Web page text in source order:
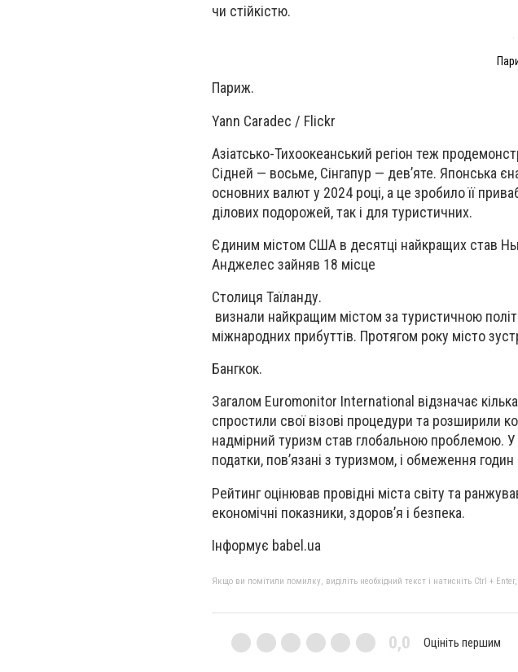
чи стійкістю.
Париж.
Yann Caradec / Flickr
Азіатсько-Тихоокеанський регіон теж
Сідней — восьме, Сінгапур — девʼяте. Японська
основних валют у 2024 році, а це зробило її
ділових подорожей, так і для туристичних.
Єдиним містом США в десятці найкращих став
Анджелес зайняв 18 місце
Столиця Таїланду.
визнали найкращим містом за туристичною
міжнародних прибуттів. Протягом року місто
Бангкок.
Загалом Euromonitor International відзначає
спростили свої візові процедури та розширили
надмірний туризм став глобальною проблемою.
податки, повʼязані з туризмом, і обмеження годин
Рейтинг оцінював провідні міста світу та
економічні показники, здоровʼя і безпека.
Інформує babel.ua
Якщо ви помітили помилку, виділіть необхідний текст і натисніть Ctrl +
0,0 Оцініть першим